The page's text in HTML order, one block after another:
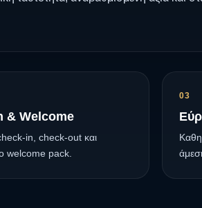
& Welcome
in, check-out και
welcome pack.
03